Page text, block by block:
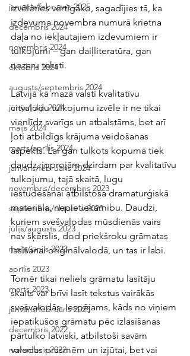
janvāris/februāris 2025
decembris 2024
novembris 2024
oktobris 2024
augusts/septembris 2024
jūnijs/jūlijs 2024
maijs 2024
marts/aprīlis 2024
janvāris/februāris 2024
novembris/decembris 2023
septembris/oktobris 2023
jūlijs/augusts 2023
maijs/jūnijs 2023
aprīlis 2023
marts 2023
janvāris/februāris 2023
decembris 2022
novembris 2022
izvēlēties vērtīgāko, sagadījies tā, ka
izdevuma novembra numurā krietna
daļa no iekļautajiem izdevumiem ir
tulkojumi – gan daiļliteratūra, gan
nozaru teksti.
Latvijā kā mazā valstī kvalitatīvu
citvalodu tulkojumu izvēle ir ne tikai
vienlīdz svarīgs un atbalstāms, bet arī
ļoti atbildīgs krājuma veidošanas
aspekts. Lai gan tulkots kopumā tiek
daudz, joprojām dzirdam par kvalitatīvu
tulkojumu, tajā skaitā, lugu
iestudēšanai atbilstoša dramaturģiskā
materiāla, nepietiekamību. Daudzi,
kuriem svešvalodas mūsdienās vairs
nav šķērslis, dod priekšroku grāmatas
lasīšanai oriģinālvalodā, un tas ir labi.
Tomēr tikai neliels grāmatu lasītāju
skaits var brīvi lasīt tekstus vairākās
svešvalodās. Iespējams, kāds no viņiem
iepatikušos grāmatu pēc izlasīšanas
pārtulko latviski, atbilstoši savām
valodas prasmēm un izjūtai, bet vai